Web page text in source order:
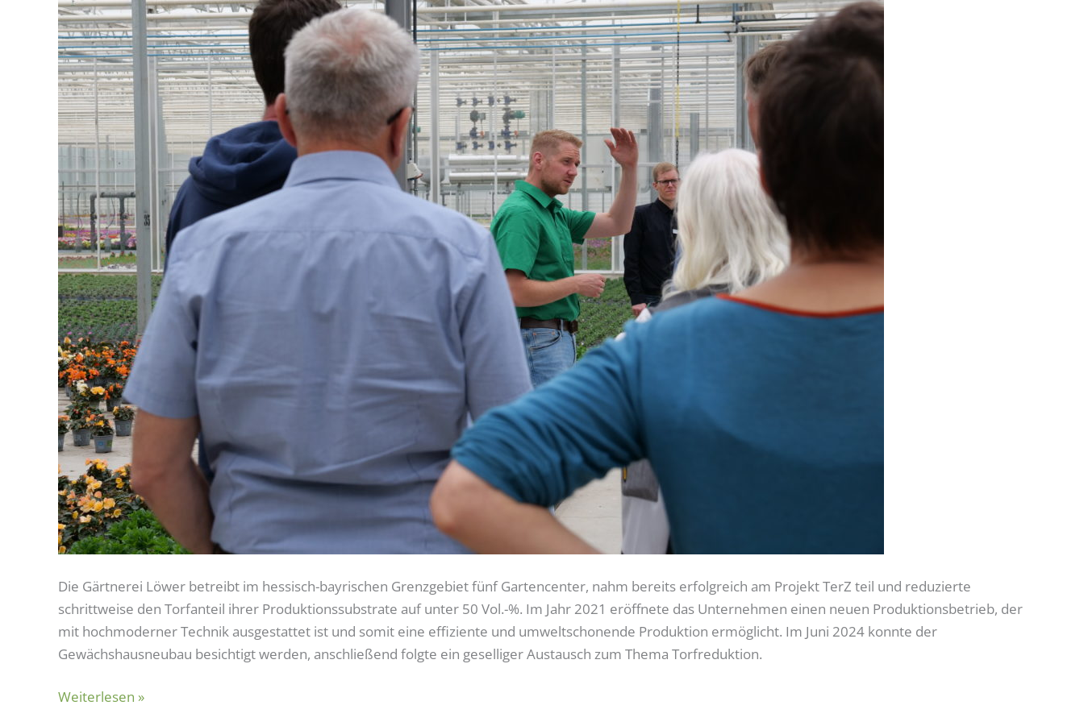
Die Gärtnerei Löwer betreibt im hessisch-bayrischen Grenzgebiet fünf Gartencenter, nahm bereits erfolgreich am Projekt TerZ teil und reduzierte
schrittweise den Torfanteil ihrer Produktionssubstrate auf unter 50 Vol.-%. Im Jahr 2021 eröffnete das Unternehmen einen neuen Produktionsbetrieb, der
mit hochmoderner Technik ausgestattet ist und somit eine effiziente und umweltschonende Produktion ermöglicht. Im Juni 2024 konnte der
Gewächshausneubau besichtigt werden, anschließend folgte ein geselliger Austausch zum Thema Torfreduktion.
Weiterlesen »